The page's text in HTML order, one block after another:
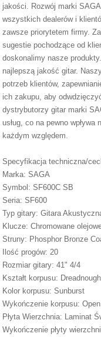
jakości. Rozwój marki
wszystkich dealerów i
zawsze priorytetem firmy.
sugestie pochodzące od
doskonalimy nasze
najlepszą jakość gitar.
potrzeb klientów,
ich zakupu, aby
dystrybutorzy gitar marki
usług, co na pewno
każdym względem.
Specyfikacja techniczna/
Marka: SAGA
Symbol: SF600C SB
Seria: SF600
Typ gitary: Gitara
Klucze: Chromowane
Struny: Phosphor Bronze
Ilość progów: 20
Rozmiar gitary: 41" 4/4
Kształt korpusu:
Kolor korpusu: Sunburst
Wykończenie korpusu:
Płyta Wierzchnia: Laminat
Wykończenie płyty